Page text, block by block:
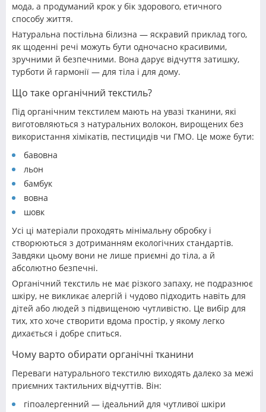
мода, а продуманий крок у бік здорового, етичного
способу життя.
Натуральна постільна білизна — яскравий приклад того,
як щоденні речі можуть бути одночасно красивими,
зручними й безпечними. Вона дарує відчуття затишку,
турботи й гармонії — для тіла і для дому.
Що таке органічний текстиль?
Під органічним текстилем мають на увазі тканини, які
виготовляються з натуральних волокон, вирощених без
використання хімікатів, пестицидів чи ГМО. Це може бути:
бавовна
льон
бамбук
вовна
шовк
Усі ці матеріали проходять мінімальну обробку і
створюються з дотриманням екологічних стандартів.
Завдяки цьому вони не лише приємні до тіла, а й
абсолютно безпечні.
Органічний текстиль не має різкого запаху, не подразнює
шкіру, не викликає алергій і чудово підходить навіть для
дітей або людей з підвищеною чутливістю. Це вибір для
тих, хто хоче створити вдома простір, у якому легко
дихається і добре спиться.
Чому варто обирати органічні тканини
Переваги натурального текстилю виходять далеко за межі
приємних тактильних відчуттів. Він:
гіпоалергенний — ідеальний для чутливої шкіри